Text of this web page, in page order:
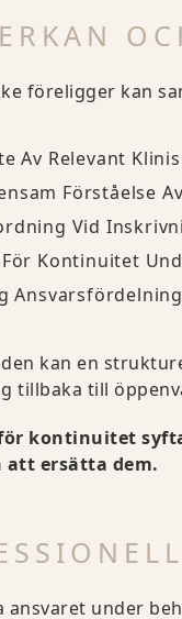
föreligger kan
Av Relevant
Förståelse
Vid
Kontinuitet
kan en
tillbaka till
kontinuitet
att ersätta dem.
ansvaret under